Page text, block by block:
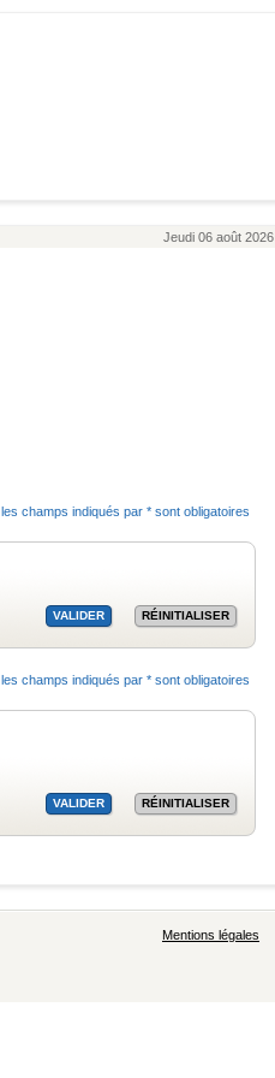
Jeudi 06 août 2026
les champs indiqués par * sont obligatoires
les champs indiqués par * sont obligatoires
Mentions légales